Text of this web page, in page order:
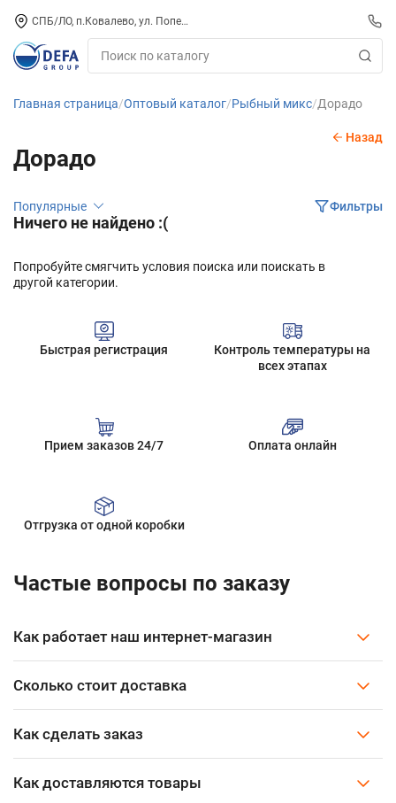
СПБ/ЛО, п.Ковалево, ул. Поперечная, д. 15, СК «ПИРС» («МОРОЗКО»)
Главная страница Оптовый каталог Рыбный микс Дорадо
Дорадо
Назад
Популярные Фильтры
Ничего не найдено :(
Попробуйте смягчить условия поиска или поискать в
другой категории.
Быстрая регистрация
Контроль температуры на
всех этапах
Прием заказов 24/7 Оплата онлайн
Отгрузка от одной коробки
Частые вопросы по заказу
Как работает наш интернет-магазин
Сколько стоит доставка
Как сделать заказ
Как доставляются товары